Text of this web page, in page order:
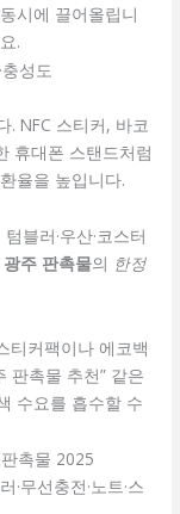
시에 끌어올립니
.
성도
. NFC 스티커, 바코
휴대폰 스탠드처럼
율을 높입니다.
블러·우산·코스터
광주 판촉물의 한정
티커팩이나 에코백
판촉물 추천” 같은
수요를 흡수할 수
촉물 2025